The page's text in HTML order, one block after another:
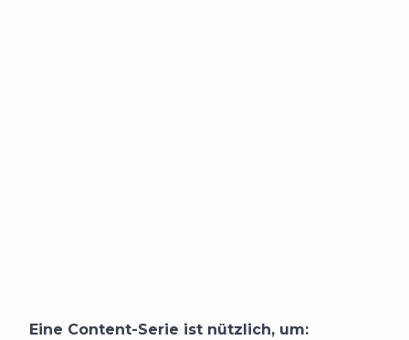
Eine Content-Serie ist nützlich, um: